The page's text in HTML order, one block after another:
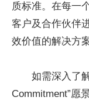
质标准。在每一
客户及合作伙伴
效价值的解决方案
如需深入了
Commitment”愿